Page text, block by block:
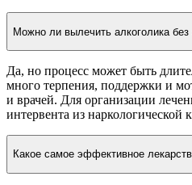
Можно ли вылечить алкоголика без
Да, но процесс может быть
много терпения, поддержки и
и врачей. Для организации
интервента из наркологической
Какое самое эффективное